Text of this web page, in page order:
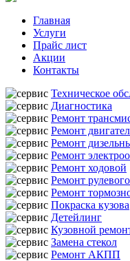
Главная
Услуги
Прайс лист
Акции
Контакты
Техническое
Диагностика
Ремонт
Ремонт
Ремонт
Ремонт
Ремонт ходовой
Ремонт
Ремонт
Покраска кузова
Детейлинг
Кузовной
Замена стекол
Ремонт АКПП